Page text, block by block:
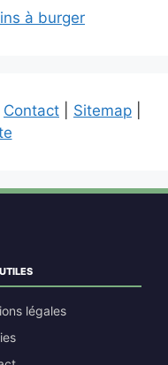
à burger
Contact Sitemap
légales